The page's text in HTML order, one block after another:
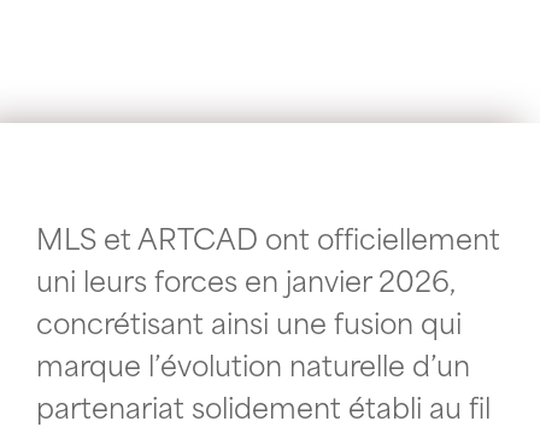
MLS et ARTCAD ont officiellement
uni leurs forces en janvier 2026,
concrétisant ainsi une fusion qui
marque l’évolution naturelle d’un
partenariat solidement établi au fil